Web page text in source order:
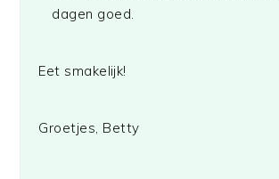
dagen goed.
Eet smakelijk!
Groetjes, Betty